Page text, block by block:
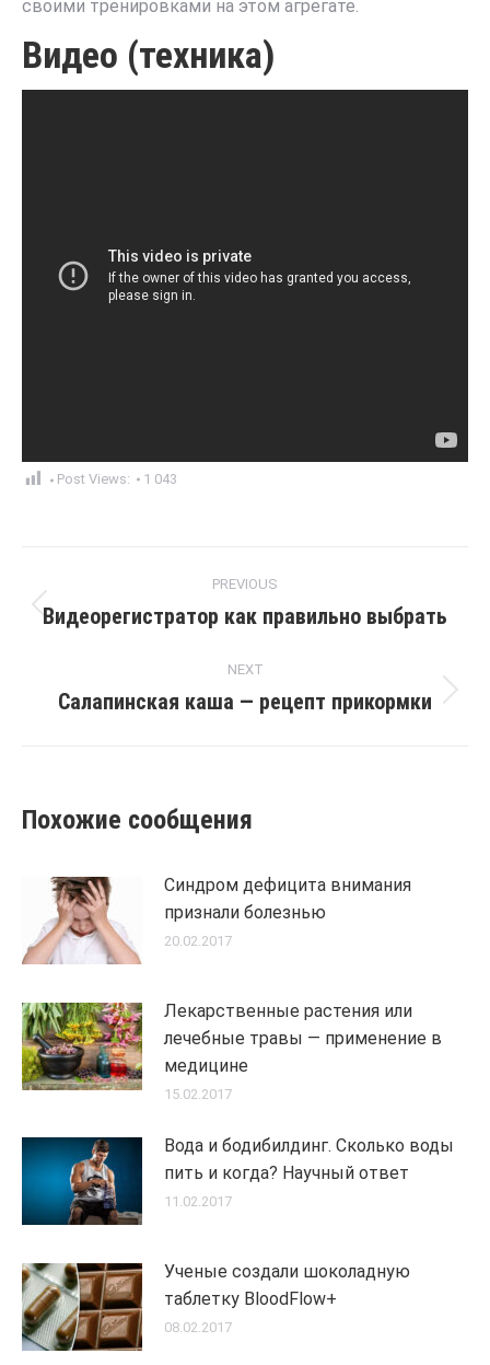
своими тренировками на этом агрегате.
Видео (техника)
Post Views: 1 043
navigation
PREVIOUS
Previous
Видеорегистратор как правильно выбрать
NEXT
Next
Салапинская каша — рецепт прикормки
Похожие сообщения
Синдром дефицита внимания
признали болезнью
20.02.2017
Лекарственные растения или
лечебные травы — применение в
медицине
15.02.2017
Вода и бодибилдинг. Сколько воды
пить и когда? Научный ответ
11.02.2017
Ученые создали шоколадную
таблетку BloodFlow+
08.02.2017